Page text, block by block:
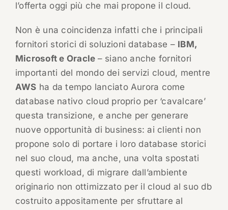
l’offerta oggi più che mai propone il cloud.
Non è una coincidenza infatti che i principali
fornitori storici di soluzioni database – IBM,
Microsoft e Oracle – siano anche fornitori
importanti del mondo dei servizi cloud, mentre
AWS ha da tempo lanciato Aurora come
database nativo cloud proprio per ‘cavalcare’
questa transizione, e anche per generare
nuove opportunità di business: ai clienti non
propone solo di portare i loro database storici
nel suo cloud, ma anche, una volta spostati
questi workload, di migrare dall’ambiente
originario non ottimizzato per il cloud al suo db
costruito appositamente per sfruttare al